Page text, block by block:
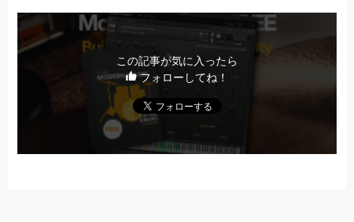
この記事が気に入ったら
フォローしてね！